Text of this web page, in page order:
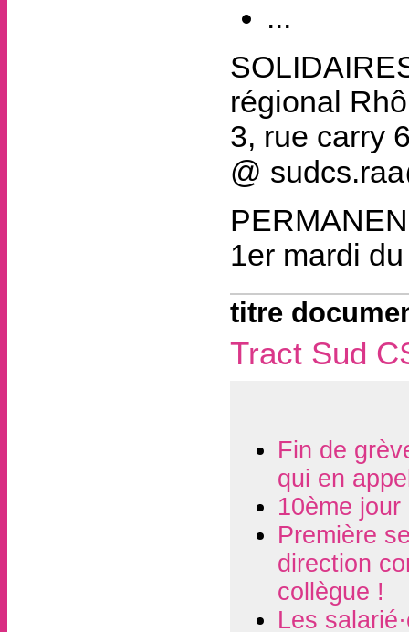
...
régional
3, rue carry
@
1er mardi
titre
Tract Sud
Fin de
qui en
10ème
Première
direction
collègue !
Les